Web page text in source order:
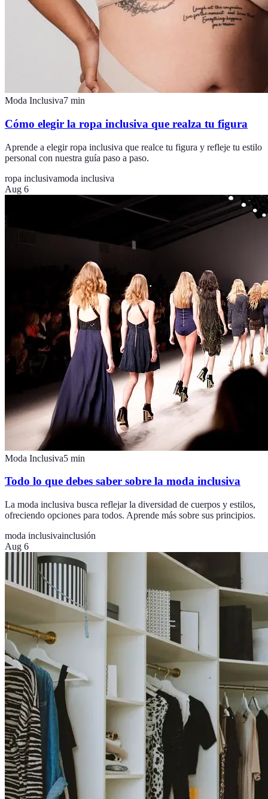
Moda Inclusiva7 min
Cómo elegir la ropa inclusiva que realza tu figura
Aprende a elegir ropa inclusiva que realce tu figura y refleje tu estilo
personal con nuestra guía paso a paso.
ropa inclusivamoda inclusiva
Aug 6
Moda Inclusiva5 min
Todo lo que debes saber sobre la moda inclusiva
La moda inclusiva busca reflejar la diversidad de cuerpos y estilos,
ofreciendo opciones para todos. Aprende más sobre sus principios.
moda inclusivainclusión
Aug 6